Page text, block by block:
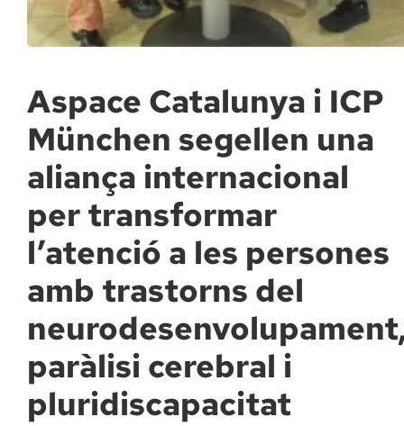
La
Àmbit
Àmbit
Aspace Catalunya i ICP
München segellen una
aliança internacional
per transformar
l’atenció a les persones
amb trastorns del
paràlisi cerebral i
pluridiscapacitat